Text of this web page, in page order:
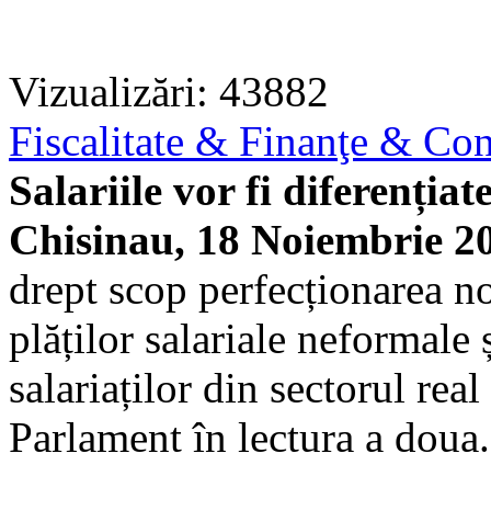
Vizualizări: 43882
Fiscalitate & Finanţe &
Salariile vor fi
Chisinau, 18 Noiembrie
drept scop perfecționarea
plăților salariale neformale
salariaților din sectorul
Parlament în lectura a doua.